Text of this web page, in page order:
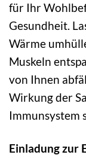
für Ihr
Gesundheit.
Wärme
Muskeln
von Ihnen
Wirkung der
Immunsystem
Einladung zur